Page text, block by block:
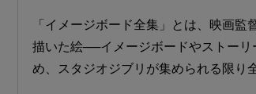
「イメージボード全集」とは、映画
描いた絵──イメージボードやストー
め、スタジオジブリが集められる限り